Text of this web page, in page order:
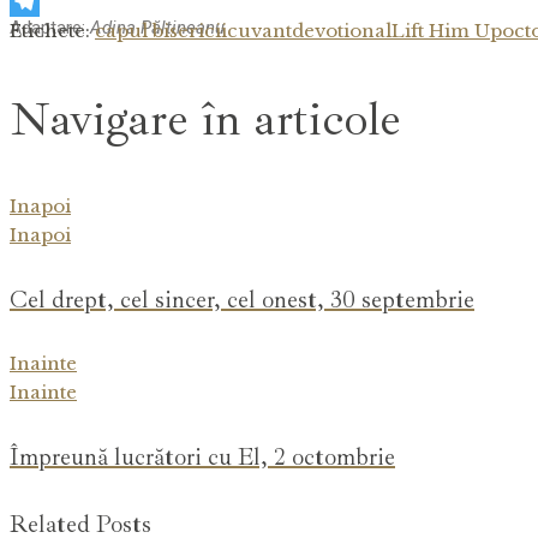
Adaptare:Adina Păltineanu
Etichete:capul bisericiicuvantdevotionalLift Him Up
Navigare în articole
Inapoi
Inapoi
Cel drept, cel sincer, cel onest, 30 septembrie
Inainte
Inainte
Împreună lucrători cu El, 2 octombrie
Related Posts